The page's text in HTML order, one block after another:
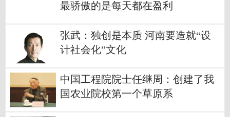
最骄傲的是每天都在盈利
张武：独创是本质 河南要造就“设
计社会化”文化
中国工程院院士任继周：创建了我
国农业院校第一个草原系